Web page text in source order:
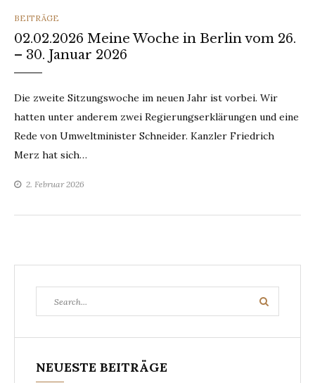
CATEGORIES
BEITRÄGE
02.02.2026 Meine Woche in Berlin vom 26.
– 30. Januar 2026
Die zweite Sitzungswoche im neuen Jahr ist vorbei. Wir
hatten unter anderem zwei Regierungserklärungen und eine
Rede von Umweltminister Schneider. Kanzler Friedrich
Merz hat sich…
2. Februar 2026
for:
Search
NEUESTE BEITRÄGE